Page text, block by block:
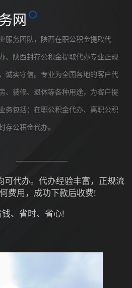
网
服务团队， 陕西在职公积金提取代
、 陕西封存公积金提取代办专业正规
诚实守信。专业为全国各地的客户代
、装修、退休等各种用途，为客户提
务包括：在职公积金代办、离职公积
存公积金代办。
——————
可代办。代办经验丰富，正规流
费用，成功下款后收费!
、省时、省心!